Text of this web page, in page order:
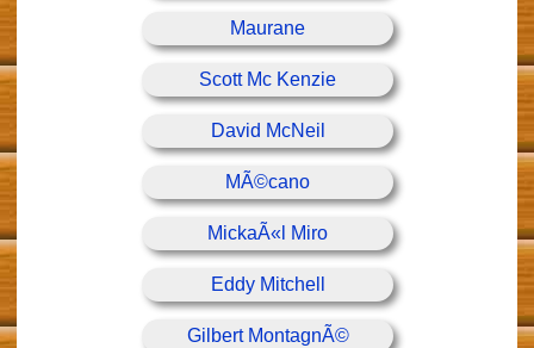
Maurane
Scott Mc Kenzie
David McNeil
MÃ©cano
MickaÃ«l Miro
Eddy Mitchell
Gilbert MontagnÃ©